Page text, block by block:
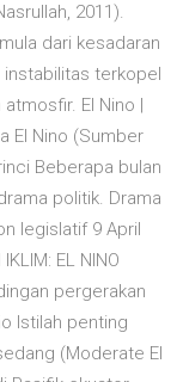
2011).
dari kesadaran
terkopel
El Nino |
El Nino (Sumber
Beberapa bulan
politik. Drama
legislatif 9 April
EL NINO
pergerakan
Istilah penting
(Moderate El